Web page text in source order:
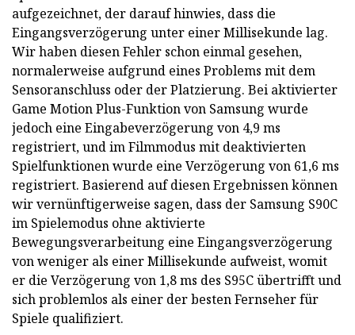
aufgezeichnet, der darauf hinwies, dass die
Eingangsverzögerung unter einer Millisekunde lag.
Wir haben diesen Fehler schon einmal gesehen,
normalerweise aufgrund eines Problems mit dem
Sensoranschluss oder der Platzierung. Bei aktivierter
Game Motion Plus-Funktion von Samsung wurde
jedoch eine Eingabeverzögerung von 4,9 ms
registriert, und im Filmmodus mit deaktivierten
Spielfunktionen wurde eine Verzögerung von 61,6 ms
registriert. Basierend auf diesen Ergebnissen können
wir vernünftigerweise sagen, dass der Samsung S90C
im Spielemodus ohne aktivierte
Bewegungsverarbeitung eine Eingangsverzögerung
von weniger als einer Millisekunde aufweist, womit
er die Verzögerung von 1,8 ms des S95C übertrifft und
sich problemlos als einer der besten Fernseher für
Spiele qualifiziert.